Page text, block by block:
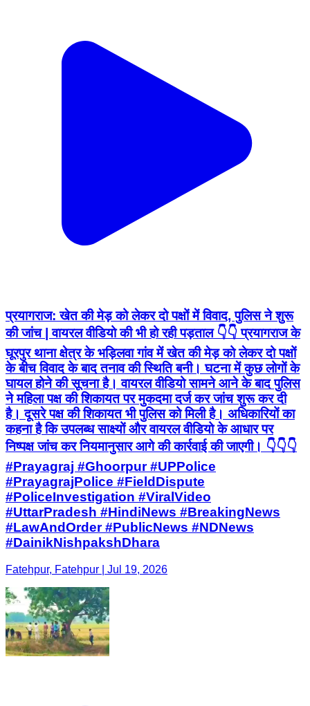
प्रयागराज: खेत की मेड़ को लेकर दो पक्षों में विवाद, पुलिस ने शुरू
की जांच | वायरल वीडियो की भी हो रही पड़ताल 👇👇 प्रयागराज के
घूरपुर थाना क्षेत्र के भड़िलवा गांव में खेत की मेड़ को लेकर दो पक्षों
के बीच विवाद के बाद तनाव की स्थिति बनी। घटना में कुछ लोगों के
घायल होने की सूचना है। वायरल वीडियो सामने आने के बाद पुलिस
ने महिला पक्ष की शिकायत पर मुकदमा दर्ज कर जांच शुरू कर दी
है। दूसरे पक्ष की शिकायत भी पुलिस को मिली है। अधिकारियों का
कहना है कि उपलब्ध साक्ष्यों और वायरल वीडियो के आधार पर
निष्पक्ष जांच कर नियमानुसार आगे की कार्रवाई की जाएगी। 👇👇👇
#Prayagraj #Ghoorpur #UPPolice
#PrayagrajPolice #FieldDispute
#PoliceInvestigation #ViralVideo
#UttarPradesh #HindiNews #BreakingNews
#LawAndOrder #PublicNews #NDNews
#DainikNishpakshDhara
Fatehpur, Fatehpur | Jul 19, 2026